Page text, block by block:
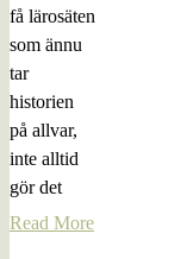
få lärosäten
som ännu
tar
historien
på allvar,
inte alltid
gör det
Read More